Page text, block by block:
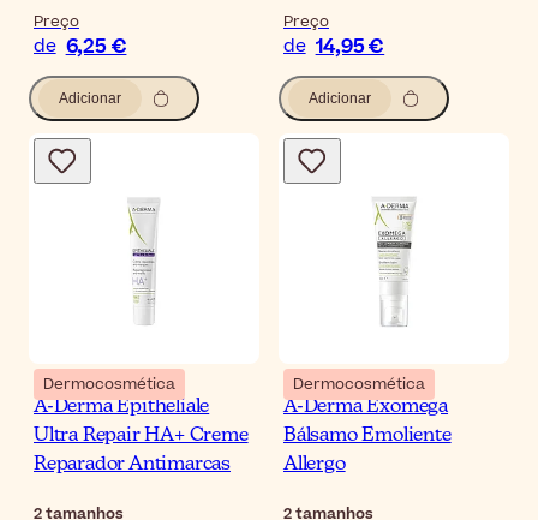
Preço
de 6,25 €
Adicionar
Preço
de 14,95 €
Adicionar
Dermocosmética
A-Derma Epitheliale
Ultra Repair HA+ Creme
Reparador Antimarcas
2tamanhos
Dermocosmética
A-Derma Exomega
Bálsamo Emoliente
Allergo
2tamanhos